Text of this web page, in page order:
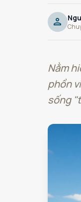
person
Nằm
phồn
sống